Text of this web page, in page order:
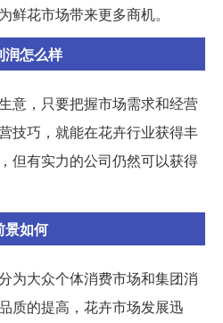
鲜花市场带来更多商机。
润怎么样
意，只要把握市场需求和经营
技巧，就能在花卉行业获得丰
但有实力的公司仍然可以获得
景如何
为大众个体消费市场和集团消
质的提高，花卉市场发展迅